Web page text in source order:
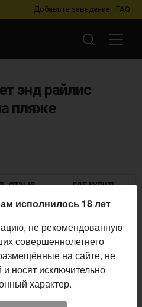
Добавьте заведение FAQ
энд райлис
пляже
ОТЗЫВ ГДЕ КУПИТЬ
исполнилось 18 лет
не рекомендованную
совершеннолетнего
на сайте, не
носят исключительно
характер.